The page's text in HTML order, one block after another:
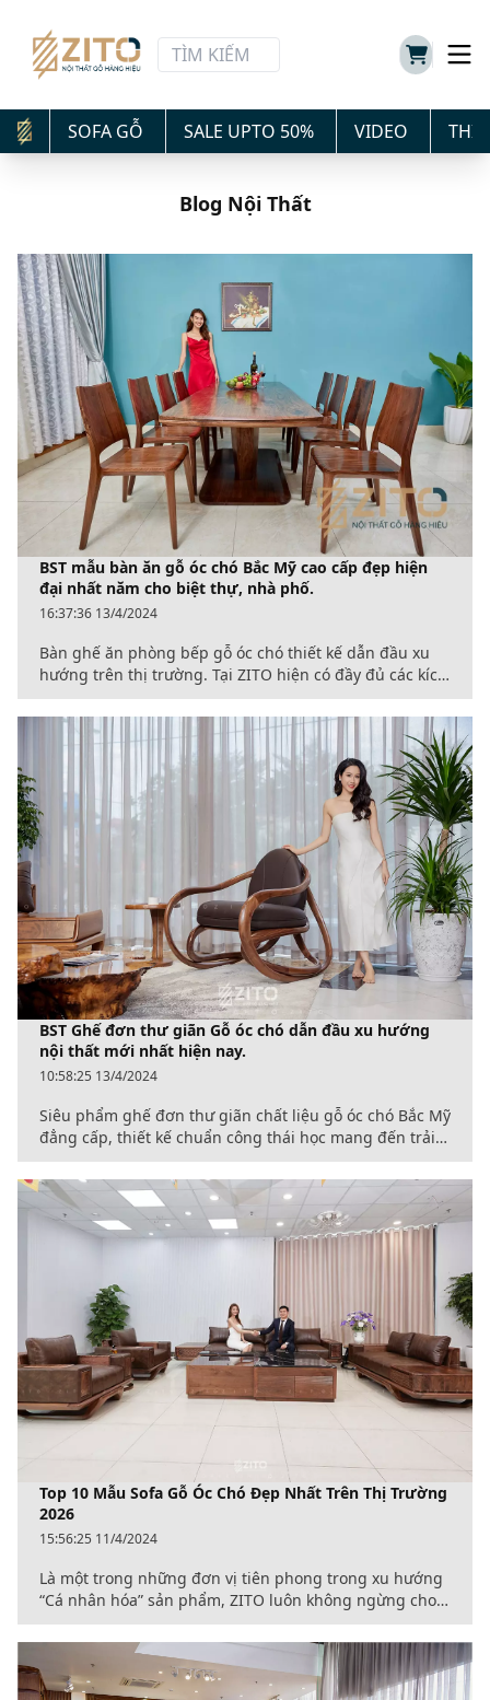
SOFA GỖ SALE UPTO 50% VIDEO
Blog Nội Thất
BST mẫu bàn ăn gỗ óc chó Bắc Mỹ cao cấp đẹp hiện
đại nhất năm cho biệt thự, nhà phố.
16:37:36 13/4/2024
Bàn ghế ăn phòng bếp gỗ óc chó thiết kế dẫn đầu xu
hướng trên thị trường. Tại ZITO hiện có đầy đủ các kích
thước bàn với số ghế phù hợp như: Bàn ăn 6 ghế, bàn
ăn 8 ghế, bàn ăn 12 ghế... Với mức giá cực kỳ tốt.
BST Ghế đơn thư giãn Gỗ óc chó dẫn đầu xu hướng
nội thất mới nhất hiện nay.
10:58:25 13/4/2024
Siêu phẩm ghế đơn thư giãn chất liệu gỗ óc chó Bắc Mỹ
đẳng cấp, thiết kế chuẩn công thái học mang đến trải
nghiệm tốt nhất, phù hợp nhiều đối tượng khách hàng.
Top 10 Mẫu Sofa Gỗ Óc Chó Đẹp Nhất Trên Thị Trường
2026
15:56:25 11/4/2024
Là một trong những đơn vị tiên phong trong xu hướng
“Cá nhân hóa” sản phẩm, ZITO luôn không ngừng cho
ra đời những mẫu nội thất mang tính đột phá, phù hợp
với đa dạng loại hình diện tích từ 25m2 – 60m2, cho các
không gian: Nhà vườn, Biệt thự, Nhà phố, văn phòng
Chủ tịch, khu tiếp khách Tập đoàn…